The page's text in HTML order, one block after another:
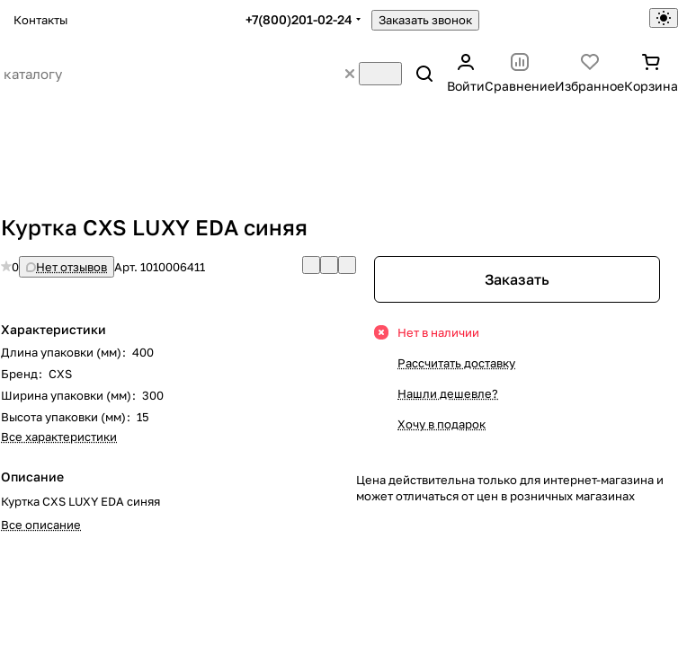
Контакты +7(800)201-02-24 Заказать звонок
ВойтиСравнениеИзбранноеКорзина
Куртка CXS LUXY EDA синяя
0 Нет отзывов Арт.1010006411
Характеристики
Длина упаковки (мм): 400
Бренд: CXS
Ширина упаковки (мм): 300
Высота упаковки (мм): 15
Все характеристики
Описание
Куртка CXS LUXY EDA синяя
Все описание
Заказать
Нет в наличии
Рассчитать доставку
Нашли дешевле?
Хочу в подарок
Цена действительна только для интернет-магазина и
может отличаться от цен в розничных магазинах